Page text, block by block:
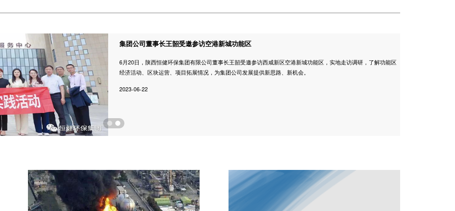
集团公司董事长王韶受邀参访空港新城功能区
6月20日，陕西恒健环保集团有限公司董事长王韶受邀参访西咸新区空港新城功能区，实地走访调研，了解功能区
经济活动、区块运营、项目拓展情况，为集团公司发展提供新思路、新机会。
2023-06-22